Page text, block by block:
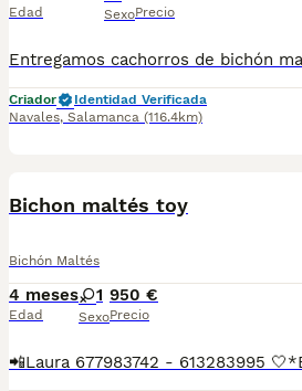
Edad SexoPrecio
Criador
Identidad Verificada
Navales, Salamanca (116.4km)
Bichon maltés toy
Bichón Maltés
4 meses
Edad
1
Sexo
950 €
Precio